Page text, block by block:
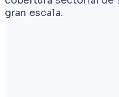
gran escala.